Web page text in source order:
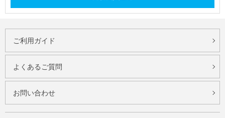
ご利用ガイド
よくあるご質問
お問い合わせ